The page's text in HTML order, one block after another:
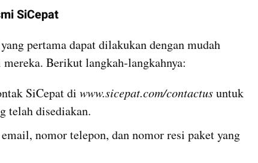
SiCepat
pertama dapat dilakukan dengan mudah
Berikut langkah-langkahnya:
SiCepat di www.sicepat.com/contactus untuk
telah disediakan.
nomor telepon, dan nomor resi paket yang